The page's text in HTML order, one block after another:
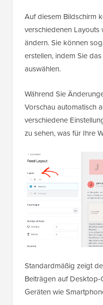
Auf diesem Bildschirm
verschiedenen
ändern. Sie können
erstellen, indem Sie
auswählen.
Während Sie
Vorschau automatisch
verschiedene
zu sehen, was für Ihre
Standardmäßig zeigt
Beiträgen auf
Geräten wie